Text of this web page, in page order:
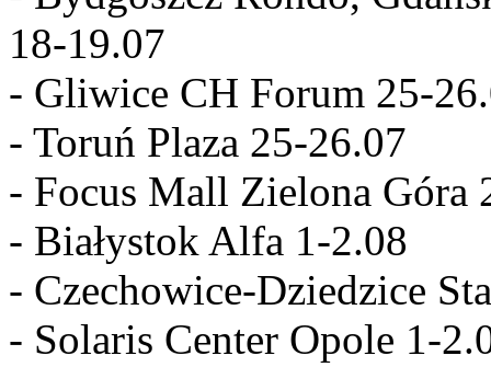
18-19.07
- Gliwice CH Forum 25-
- Toruń Plaza 25-26.07
- Focus Mall Zielona Góra
- Białystok Alfa 1-2.08
- Czechowice-Dziedzice
- Solaris Center Opole 1-